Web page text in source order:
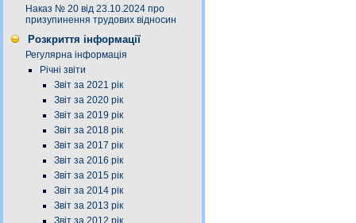
Наказ № 20 від 23.10.2024 про
призупинення трудових відносин
Розкриття інформації
Регулярна інформація
Річні звіти
Звіт за 2021 рік
Звіт за 2020 рік
Звіт за 2019 рік
Звіт за 2018 рік
Звіт за 2017 рік
Звіт за 2016 рік
Звіт за 2015 рік
Звіт за 2014 рік
Звіт за 2013 рік
Звіт за 2012 рік